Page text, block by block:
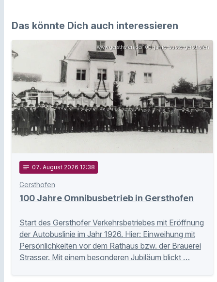
Das könnte Dich auch interessieren
www.gersthofen.de/100-jahre-busse-gersthofen
notes 07. August 2026 12:38
Gersthofen
100 Jahre Omnibusbetrieb in Gersthofen
Start des Gersthofer Verkehrsbetriebes mit Eröffnung
der Autobuslinie im Jahr 1926. Hier: Einweihung mit
Persönlichkeiten vor dem Rathaus bzw. der Brauerei
Strasser. Mit einem besonderen Jubiläum blickt …